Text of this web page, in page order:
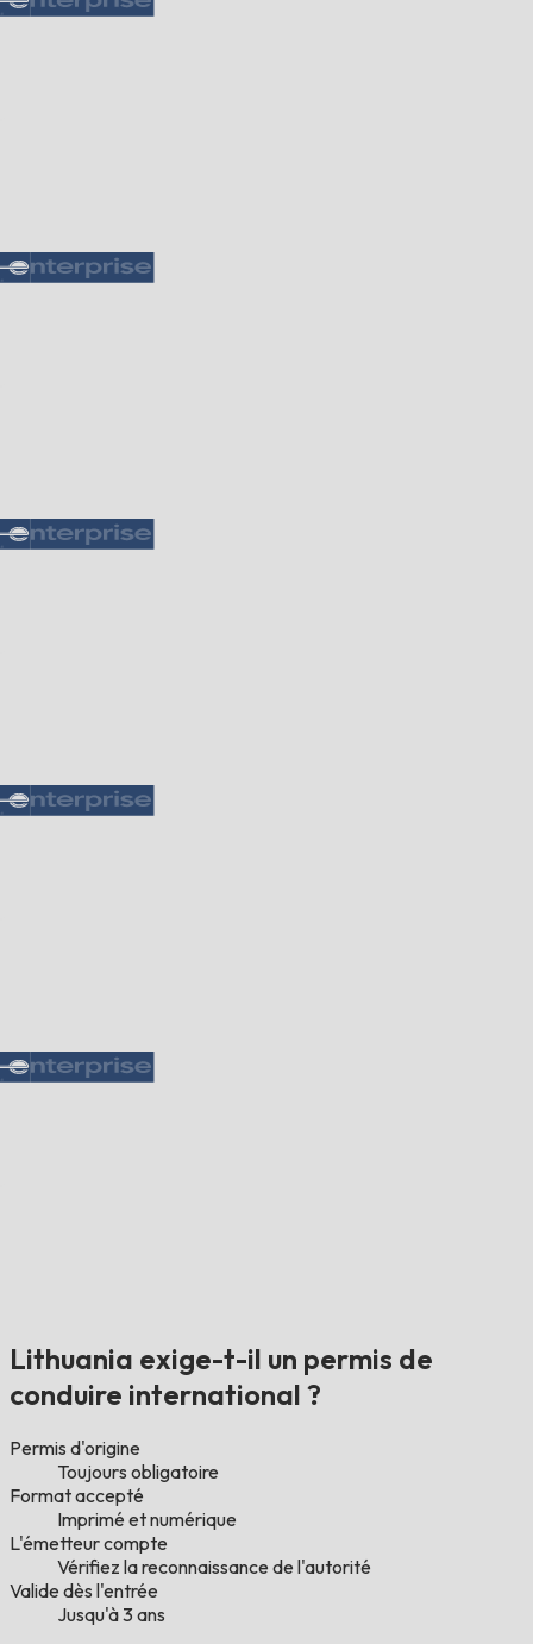
Lithuania exige-t-il un permis de
conduire international ?
Permis d'origine
Toujours obligatoire
Format accepté
Imprimé et numérique
L'émetteur compte
Vérifiez la reconnaissance de l'autorité
Valide dès l'entrée
Jusqu'à 3 ans